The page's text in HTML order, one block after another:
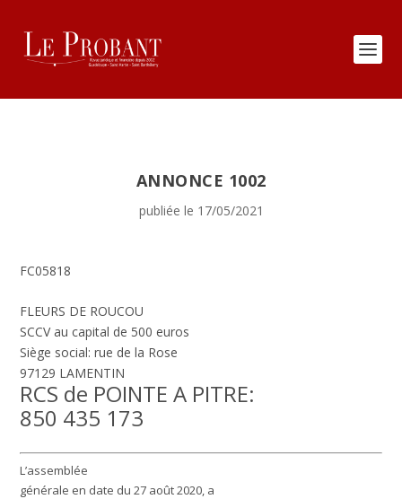
ANNONCE 1002
publiée le 17/05/2021
FC05818
FLEURS DE ROUCOU
SCCV au capital de 500 euros
Siège social: rue de la Rose
97129 LAMENTIN
RCS de POINTE A PITRE:
850 435 173
L’assemblée
générale en date du 27 août 2020, a